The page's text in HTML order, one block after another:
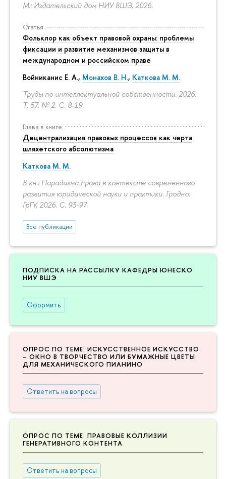
М.: Издательский дом НИУ ВШЭ, 2026.
Статья
Фольклор как объект правовой охраны: проблемы
фиксации и развитие механизмов защиты в
международном и российском праве
Войниканис Е. А., Монахов В. Н., Каткова М. М.
Труды по интеллектуальной собственности. 2026.
Т. 57. № 2. С. 8-19.
Глава в книге
Децентрализация правовых процессов как черта
шляхетского абсолютизма
Каткова М. М.
В кн.: Парадигма права в контексте современного
развития юридической науки и практики. Гродно:
ГрГУ, 2026. С. 93-97.
Все публикации
ПОДПИСКА НА РАССЫЛКУ КАФЕДРЫ ЮНЕСКО
НИУ ВШЭ
Оформить
ОПРОС ПО ТЕМЕ: ИСКУССТВЕННОЕ ИСКУССТВО
– ОКНО В ТВОРЧЕСТВО ИЛИ БУМАЖНЫЕ ЦВЕТЫ
ДЛЯ МЕХАНИЧЕСКОГО ПИАНИНО
Ответить на вопросы
ОПРОС ПО ТЕМЕ: ПРАВОВЫЕ КОЛЛИЗИИ
ГЕНЕРАТИВНОГО КОНТЕНТА
Ответить на вопросы